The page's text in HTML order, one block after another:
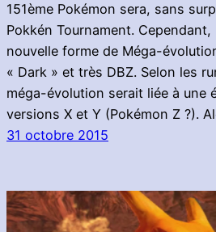
151ème Pokémon sera, sans
Pokkén Tournament.
nouvelle forme de Méga-
« Dark » et très DBZ. Selon les
méga-évolution serait liée à une
versions X et Y (Pokémon Z ?).
31 octobre 2015